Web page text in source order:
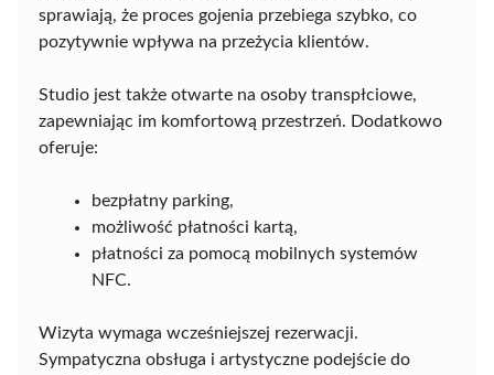
sprawiają, że proces gojenia przebiega szybko, co
pozytywnie wpływa na przeżycia klientów.
Studio jest także otwarte na osoby transpłciowe,
zapewniając im komfortową przestrzeń. Dodatkowo
oferuje:
bezpłatny parking,
możliwość płatności kartą,
płatności za pomocą mobilnych systemów
NFC.
Wizyta wymaga wcześniejszej rezerwacji.
Sympatyczna obsługa i artystyczne podejście do